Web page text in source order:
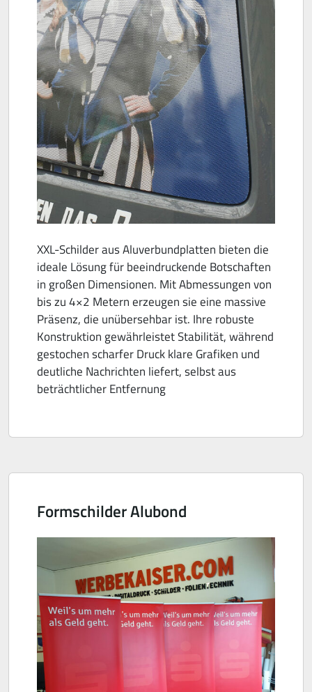
XXL-Schilder aus Aluverbundplatten bieten die
ideale Lösung für beeindruckende Botschaften
in großen Dimensionen. Mit Abmessungen von
bis zu 4×2 Metern erzeugen sie eine massive
Präsenz, die unübersehbar ist. Ihre robuste
Konstruktion gewährleistet Stabilität, während
gestochen scharfer Druck klare Grafiken und
deutliche Nachrichten liefert, selbst aus
beträchtlicher Entfernung
Formschilder Alubond